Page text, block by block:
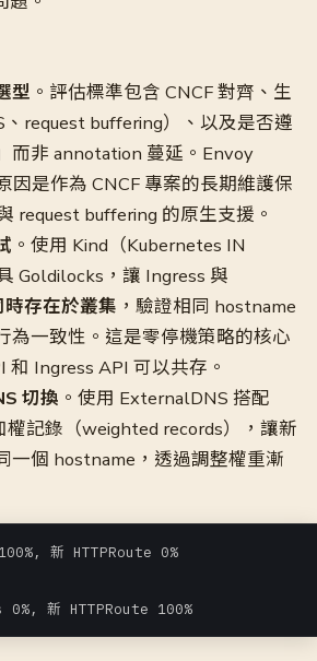
型 。評估標準包含 CNCF 對齊、生
request buffering）、以及是否遵
而非 annotation 蔓延。Envoy
因是作為 CNCF 專案的長期維護保
request buffering 的原生支援。
。使用 Kind（Kubernetes IN
Goldilocks，讓 Ingress 與
時存在於叢集 ，驗證相同 hostname
為一致性。這是零停機策略的核心
和 Ingress API 可以共存。
切換 。使用 ExternalDNS 搭配
權記錄（weighted records），讓新
一個 hostname，透過調整權重漸
新 HTTPRoute 0%
新 HTTPRoute 100%